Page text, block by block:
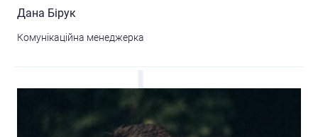
Дана Бірук
Комунікаційна менеджерка